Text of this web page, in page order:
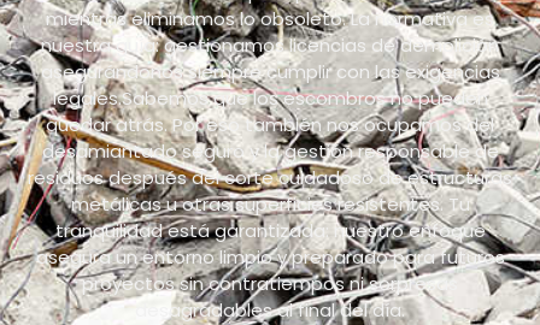
mientras eliminamos lo obsoleto. La normativa es
nuestra guía: gestionamos licencias de demolición
asegurándonos siempre cumplir con las exigencias
legales.Sabemos que los escombros no pueden
quedar atrás. Por eso también nos ocupamos del
desamiantado seguro y la gestión responsable de
residuos después del corte cuidadoso de estructuras
metálicas u otras superficies resistentes. Tu
tranquilidad está garantizada: nuestro enfoque
asegura un entorno limpio y preparado para futuros
proyectos sin contratiempos ni sorpresas
desagradables al final del día.